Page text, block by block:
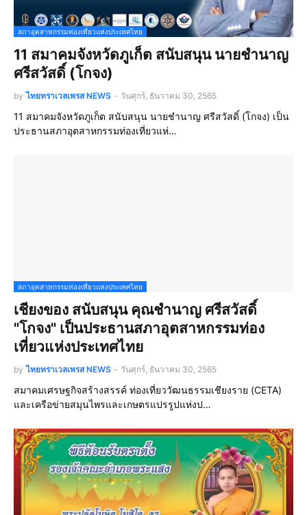
สภาอุตสาหกรรมท่องเที่ยวแห่งประเทศไทย
11 สมาคมจังหวัดภูเก็ต สนับสนุน นายชำนาญ
ศรีสวัสดิ์ (โกจง)
by ไทยทราเวลเพรส NEWS - วันศุกร์, ธันวาคม 30, 2565
11 สมาคมจังหวัดภูเก็ต สนับสนุน นายชำนาญ ศรีสวัสดิ์ (โกจง) เป็น
ประธานสภาอุตสาหกรรมท่องเที่ยวแห่…
สภาอุตสาหกรรมท่องเที่ยวแห่งประเทศไทย
เชียงของ สนับสนุน คุณชำนาญ ศรีสวัสดิ์
"โกจง" เป็นประธานสภาอุตสาหกรรมท่อง
เที่ยวแห่งประเทศไทย
by ไทยทราเวลเพรส NEWS - วันศุกร์, ธันวาคม 30, 2565
สมาคมเศรษฐกิจสร้างสรรค์ ท่องเที่ยววัฒนธรรมเชียงราย (CETA)
และเครือข่ายสมุนไพรและเกษตรแปรรูปแห่งป…